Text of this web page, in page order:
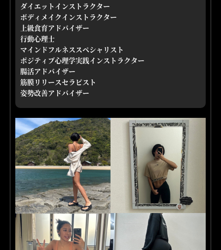
ダイエットインストラクター
ボディメイクインストラクター
上級食育アドバイザー
行動心理士
マインドフルネススペシャリスト
ポジティブ心理学実践インストラクター
腸活アドバイザー
筋膜リリースセラピスト
姿勢改善アドバイザー